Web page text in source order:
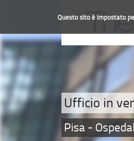
Questo sito è impostato
Ufficio in
Pisa -